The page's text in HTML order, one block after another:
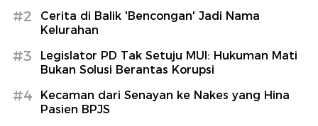
#2
Cerita di Balik 'Bencongan' Jadi Nama
Kelurahan
#3
Legislator PD Tak Setuju MUI: Hukuman Mati
Bukan Solusi Berantas Korupsi
#4
Kecaman dari Senayan ke Nakes yang Hina
Pasien BPJS